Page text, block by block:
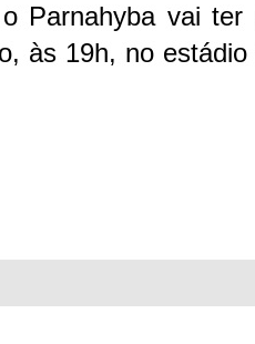
Parnahyba vai ter
às 19h, no estádio